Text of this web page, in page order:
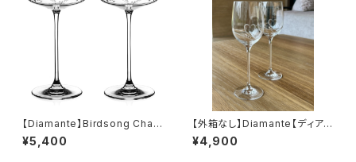
【Diamante】Birdsong Cham
pagne Saucer Pair S/2 【ディ
アマンテ】バードソング シャン
¥5,400
【外箱なし】Diamante【ディアマ
ンテ】Romance ロマンス 赤ワ
イングラス スワロフスキー ペア
¥4,900